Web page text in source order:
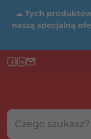
☁ Tych
naszą specjalną
Szukaj w sklepie...
Wybierz kategorię